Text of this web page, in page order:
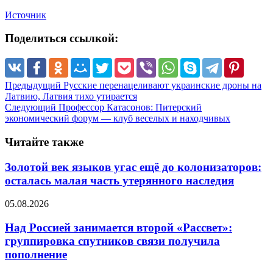
Источник
Поделиться ссылкой:
Предыдущий Русские перенацеливают украинские дроны на
Латвию, Латвия тихо утирается
Следующий Профессор Катасонов: Питерский
экономический форум — клуб веселых и находчивых
Читайте также
Золотой век языков угас ещё до колонизаторов:
осталась малая часть утерянного наследия
05.08.2026
Над Россией занимается второй «Рассвет»:
группировка спутников связи получила
пополнение